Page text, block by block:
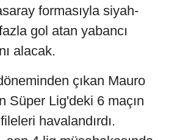
formasıyla siyah-
gol atan yabancı
alacak.
çıkan Mauro
Süper Lig'deki 6 maçın
havalandırdı.